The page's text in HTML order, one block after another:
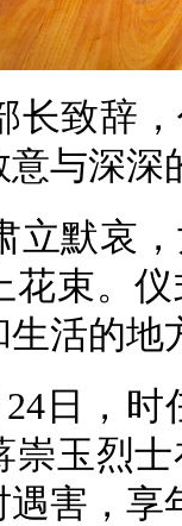
长致辞
与深深
立默哀
花束。
活的地
24日，
崇玉烈
害，享